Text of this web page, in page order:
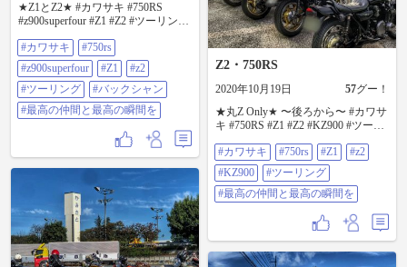
★Z1とZ2★ #カワサキ #750RS
#z900superfour #Z1 #Z2 #ツーリング
の瞬間を
#カワサキ
#750rs
#z900superfour
#Z1
#z2
#ツーリング
#バックシャン
#最高の仲間と最高の瞬間を
Z2・750RS
2020年10月19日 57グー！
★丸Z Only★ 〜後ろから〜 #カワサ
キ #750RS #Z1 #Z2 #KZ900 #ツーリ
#カワサキ
#750rs #Z1
#z2
#KZ900
#ツーリング
#最高の仲間と最高の瞬間を